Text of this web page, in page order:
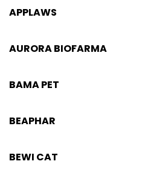
APPLAWS
AURORA BIOFARMA
BAMA PET
BEAPHAR
BEWI CAT